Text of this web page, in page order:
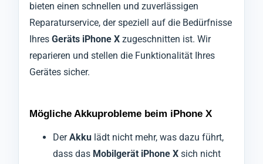
bieten einen schnellen und zuverlässigen
Reparaturservice, der speziell auf die Bedürfnisse
Ihres Geräts iPhone X zugeschnitten ist. Wir
reparieren und stellen die Funktionalität Ihres
Gerätes sicher.
Mögliche Akkuprobleme beim iPhone X
DerAkku lädt nicht mehr, was dazu führt,
dass das Mobilgerät iPhone X sich nicht